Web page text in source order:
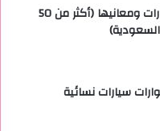
دليل شعارات السيارات ومعانيها (أكثر من 50
سيارات نسائية